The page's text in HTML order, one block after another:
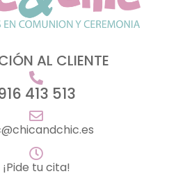
AL CLIENTE
413 513
¡Pide tu cita!